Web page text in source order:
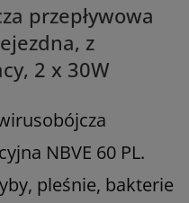
przepływowa
z
2 x 30W
NBVE 60 PL.
pleśnie, bakterie